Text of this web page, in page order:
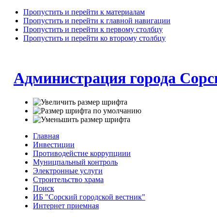
Пропустить и перейти к материалам
Пропустить и перейти к главной навигации
Пропустить и перейти к первому столбцу
Пропустить и перейти ко второму столбцу
Администрация города
Главная
Инвестиции
Противодейстие коррупциии
Муницпальный контроль
Электронные услуги
Строительство храма
Поиск
ИБ "Сорский городской вестник"
Интернет приемная